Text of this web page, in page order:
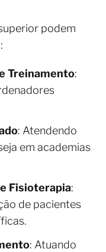
podem
Treinamento:
: Atendendo
em academias
Fisioterapia:
de pacientes
: Atuando